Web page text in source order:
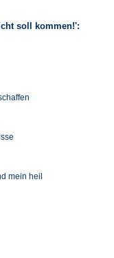
soll kommen!':
mein heil